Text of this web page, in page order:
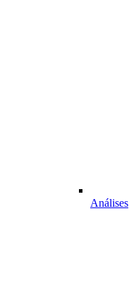
Análises